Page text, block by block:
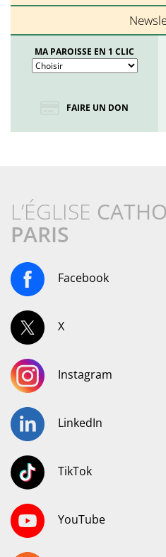
MA PAROISSE EN 1 CLIC
FAIRE UN DON
L’ÉGLISE
PARIS
Facebook
X
Instagram
LinkedIn
TikTok
YouTube